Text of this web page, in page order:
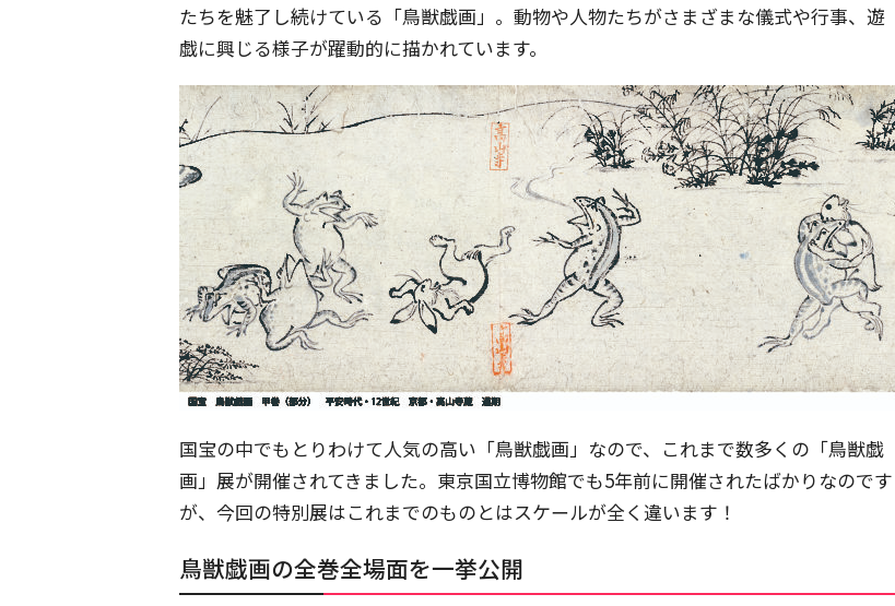
たちを魅了し続けている「鳥獣戯画」。動物や人物たちがさまざまな儀式や行事、遊
戯に興じる様子が躍動的に描かれています。
国宝の中でもとりわけて人気の高い「鳥獣戯画」なので、これまで数多くの「鳥獣戯
画」展が開催されてきました。東京国立博物館でも5年前に開催されたばかりなのです
が、今回の特別展はこれまでのものとはスケールが全く違います！
鳥獣戯画の全巻全場面を一挙公開